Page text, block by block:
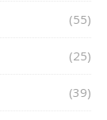
(55)
(25)
(39)